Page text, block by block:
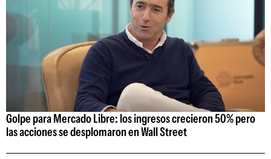
Golpe para Mercado Libre: los ingresos crecieron 50% pero
las acciones se desplomaron en Wall Street